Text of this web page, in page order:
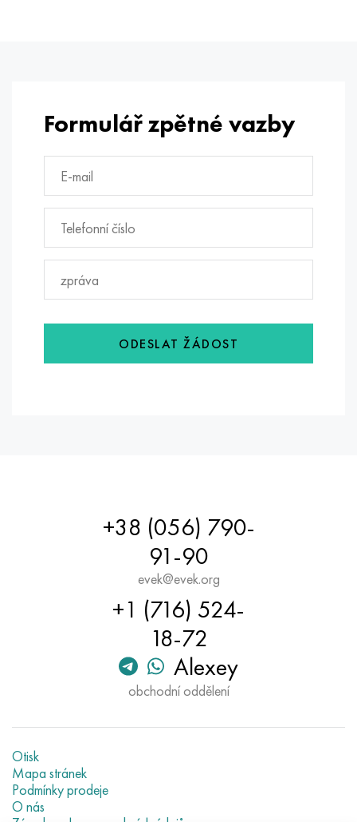
Formulář zpětné vazby
ODESLAT ŽÁDOST
+38 (056) 790-
91-90
evek@evek.org
+1 (716) 524-
18-72
Alexey
obchodní oddělení
Otisk
Mapa stránek
Podmínky prodeje
O nás